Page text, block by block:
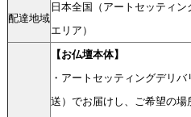
配達地域
日本全国（アートセッティ
エリア）
【お仏壇本体】
・アートセッティングデリ
送）でお届けし、ご希望の場